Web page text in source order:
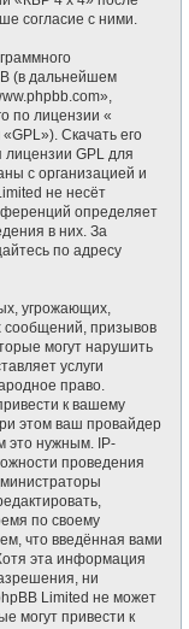
согласие с ними.
(в дальнейшем
по лицензии «
Скачать его
лицензии GPL для
с организацией и
не несёт
определяет
в них. За
по адресу
угрожающих,
сообщений, призывов
могут нарушить
услуги
право.
к вашему
этом ваш провайдер
это нужным. IP-
проведения
по своему
что введённая вами
эта информация
ни
Limited не может
могут привести к